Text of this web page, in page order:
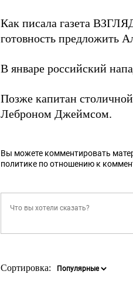
Как писала газета
готовность предложить
В январе российский
Позже капитан
Леброном Джеймсом.
Вы можете комментировать
политике по отношению к
Сортировка: